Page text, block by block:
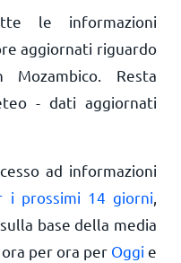
le informazioni
aggiornati riguardo
Resta
- dati aggiornati
ad informazioni
i prossimi 14 giorni
base della media
per ora per Oggi e